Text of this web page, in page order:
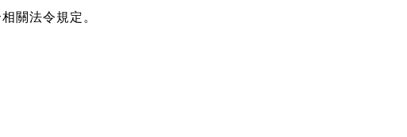
關法令規定。